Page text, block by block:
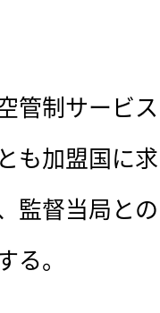
管制サービ
も加盟国に
監督当局と
。